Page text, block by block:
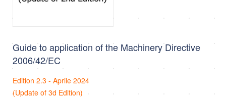
Guide to application of the Machinery Directive
2006/42/EC
Edition 2.3 - Aprile 2024
(Update of 3d Edition)